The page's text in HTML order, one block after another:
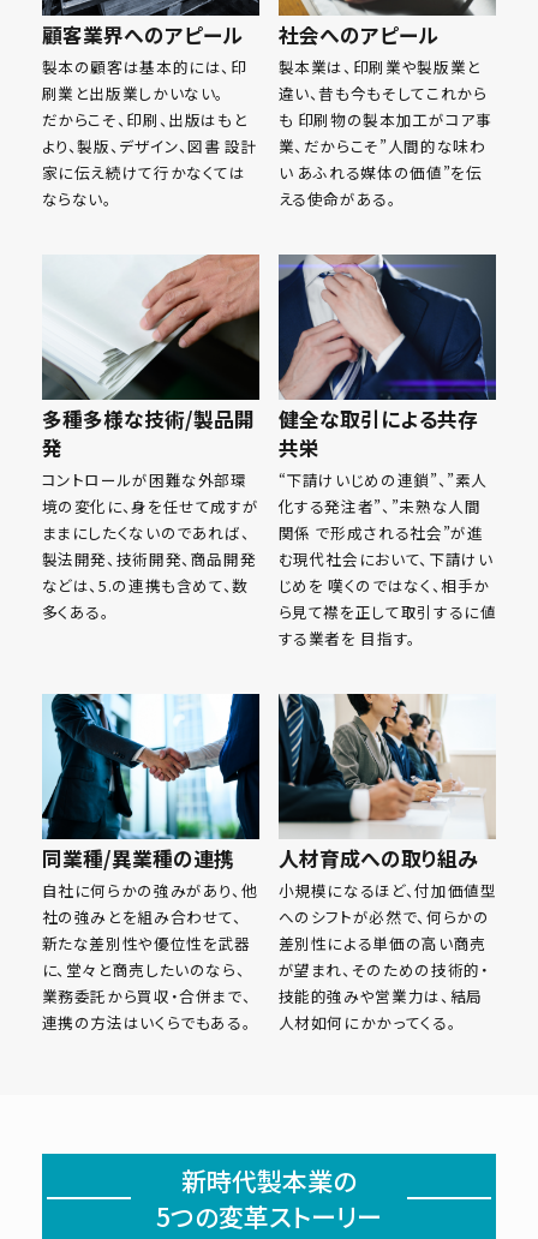
顧客業界へのアピール
製本の顧客は基本的には、印
刷業と出版業しかいない。
だからこそ、印刷、出版はもと
より、製版、デザイン、図書 設計
家に伝え続けて行かなくては
ならない。
社会へのアピール
製本業は、印刷業や製版業と
違い、昔も今もそしてこれから
も 印刷物の製本加工がコア事
業、だからこそ”人間的な味わ
い あふれる媒体の価値”を伝
える使命がある。
多種多様な技術/製品開
発
コントロールが困難な外部環
境の変化に、身を任せて成すが
ままにしたくないのであれば、
製法開発、技術開発、商品開発
などは、5.の連携も含めて、数
多くある。
健全な取引による共存
共栄
“下請けいじめの連鎖”、”素人
化する発注者”、”未熟な人間
関係 で形成される社会”が進
む現代社会において、下請けい
じめを 嘆くのではなく、相手か
ら見て襟を正して取引するに値
する業者を 目指す。
同業種/異業種の連携
自社に何らかの強みがあり、他
社の強みとを組み合わせて、
新たな差別性や優位性を武器
に、堂々と商売したいのなら、
業務委託から買収・合併まで、
連携の方法はいくらでもある。
人材育成への取り組み
小規模になるほど、付加価値型
へのシフトが必然で、何らかの
差別性による単価の高い商売
が望まれ、そのための技術的・
技能的強みや営業力は、結局
人材如何にかかってくる。
新時代製本業の
5つの変革ストーリー